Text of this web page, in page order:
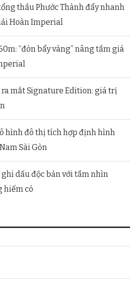
thầu Phước Thành đẩy nhanh
Hoàn Imperial
“đòn bẩy vàng” nâng tầm giá
mắt Signature Edition: giá trị
hình đô thị tích hợp định hình
Sài Gòn
dấu độc bản với tầm nhìn
hiếm có